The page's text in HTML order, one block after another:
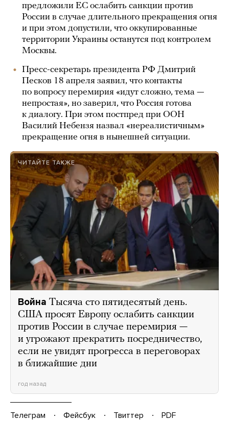
предложили ЕС ослабить санкции против
России в случае длительного прекращения огня
и при этом допустили, что оккупированные
территории Украины останутся под контролем
Москвы.
Пресс-секретарь президента РФ Дмитрий
Песков 18 апреля заявил, что контакты
по вопросу перемирия «идут сложно, тема —
непростая», но заверил, что Россия готова
к диалогу. При этом постпред при ООН
Василий Небензя назвал «нереалистичным»
прекращение огня в нынешней ситуации.
ЧИТАЙТЕ ТАКЖЕ
Война Тысяча сто пятидесятый день.
США просят Европу ослабить санкции
против России в случае перемирия —
и угрожают прекратить посредничество,
если не увидят прогресса в переговорах
в ближайшие дни
год назад
Телеграм Фейсбук Твиттер
PDF